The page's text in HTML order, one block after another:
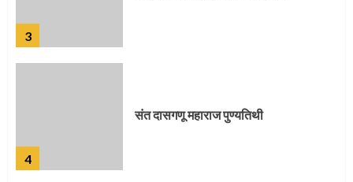
4
5
जवानाला मिळाला महापूजेचा मान